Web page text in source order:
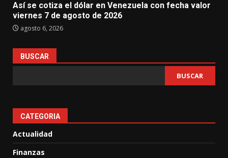
Así se cotiza el dólar en Venezuela con fecha valor
viernes 7 de agosto de 2026
agosto 6, 2026
BUSCAR
BUSCAR
CATEGORIA
Actualidad
Finanzas